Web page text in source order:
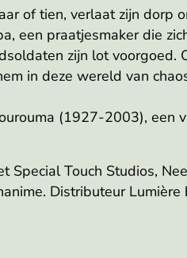
of tien, verlaat zijn dorp
een praatjesmaker die
zijn lot
in deze wereld van
(1927-2003), een
Special Touch Studios,
Distributeur